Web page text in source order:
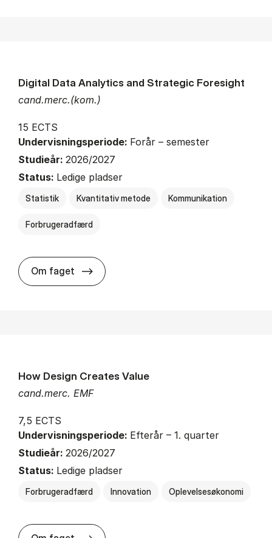
cand.merc.(kom.)
Digital Data Analytics and Strategic Foresight
15 ECTS
Undervisningsperiode: Forår – semester
Studieår: 2026/2027
Status: Ledige pladser
Statistik Kvantitativ metode Kommunikation
Forbrugeradfærd
Om faget about
cand.merc. EMF
How Design Creates Value
7,5 ECTS
Undervisningsperiode: Efterår – 1. quarter
Studieår: 2026/2027
Status: Ledige pladser
Forbrugeradfærd Innovation Oplevelsesøkonomi